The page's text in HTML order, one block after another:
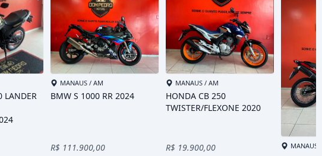
Carregando...
Carregando...